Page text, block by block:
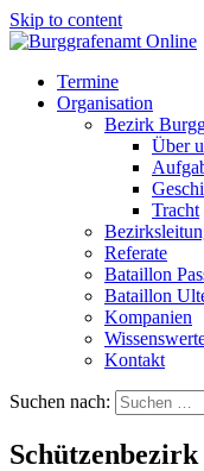
Skip to content
Termine
Organisation
Bezirk
Über
Tracht
Referate
Bataillon
Bataillon
Kompanien
Kontakt
Suchen nach: